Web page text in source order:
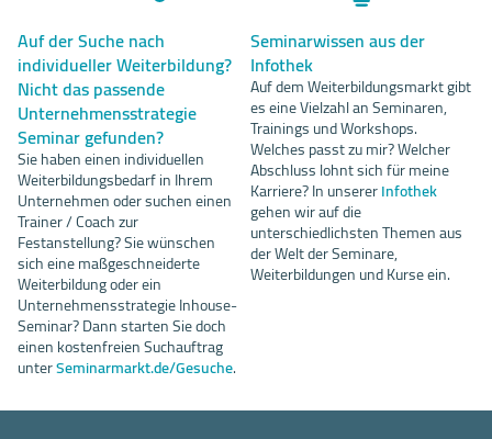
Auf der Suche nach
individueller Weiterbildung?
Nicht das passende
Unternehmensstrategie
Seminar gefunden?
Sie haben einen individuellen
Weiterbildungsbedarf in Ihrem
Unternehmen oder suchen einen
Trainer / Coach zur
Festanstellung? Sie wünschen
sich eine maßgeschneiderte
Weiterbildung oder ein
Unternehmensstrategie Inhouse-
Seminar? Dann starten Sie doch
einen kostenfreien Suchauftrag
unterSeminarmarkt.de/Gesuche.
Seminarwissen aus der
Infothek
Auf dem Weiterbildungsmarkt gibt
es eine Vielzahl an Seminaren,
Trainings und Workshops.
Welches passt zu mir? Welcher
Abschluss lohnt sich für meine
Karriere? In unsererInfothek
gehen wir auf die
unterschiedlichsten Themen aus
der Welt der Seminare,
Weiterbildungen und Kurse ein.